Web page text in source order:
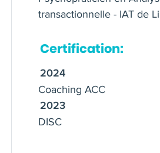
transactionnelle - IAT de
Certification:
2024
Coaching ACC
2023
DISC